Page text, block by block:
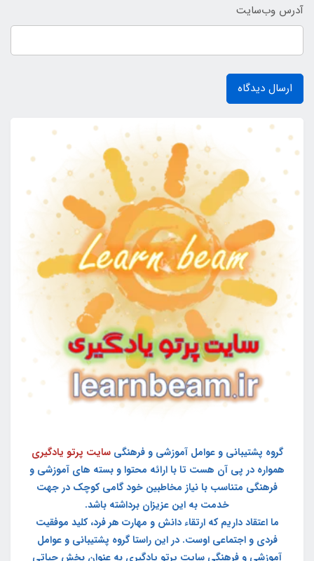
آدرس وب‌سایت
ارسال دیدگاه
گروه پشتیبانی و عوامل آموزشی و فرهنگی سایت پرتو یادگیری
همواره در پی آن هست تا با ارائه محتوا و بسته های آموزشی و
فرهنگی متناسب با نیاز مخاطبین خود گامی کوچک در جهت
خدمت به این عزیزان برداشته باشد.
ما اعتقاد داریم که ارتقاء دانش و مهارت هر فرد، کلید موفقیت
فردی و اجتماعی اوست. در این راستا گروه پشتیبانی و عوامل
آموزشی و فرهنگی سایت پرتو یادگیری به عنوان بخش حیاتی